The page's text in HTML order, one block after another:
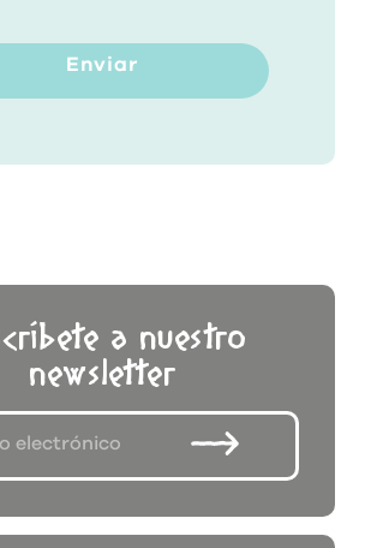
Enviar
a nuestro
newsletter